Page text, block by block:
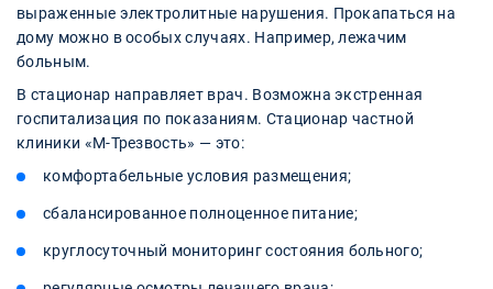
выраженные электролитные нарушения. Прокапаться на
дому можно в особых случаях. Например, лежачим
больным.
В стационар направляет врач. Возможна экстренная
госпитализация по показаниям. Стационар частной
клиники «‎М-Трезвость» — это:
комфортабельные условия размещения;
сбалансированное полноценное питание;
круглосуточный мониторинг состояния больного;